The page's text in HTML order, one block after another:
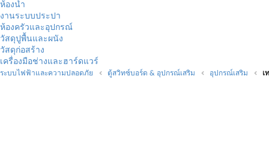
ห้องน้ำ
งานระบบประปา
ห้องครัวและอุปกรณ์
วัสดุปูพื้นและผนัง
วัสดุก่อสร้าง
เครื่องมือช่างและฮาร์ดแวร์
ระบบไฟฟ้าและความปลอดภัย ตู้สวิทซ์บอร์ด & อุปกรณ์เสริม อุปกรณ์เสริม เ